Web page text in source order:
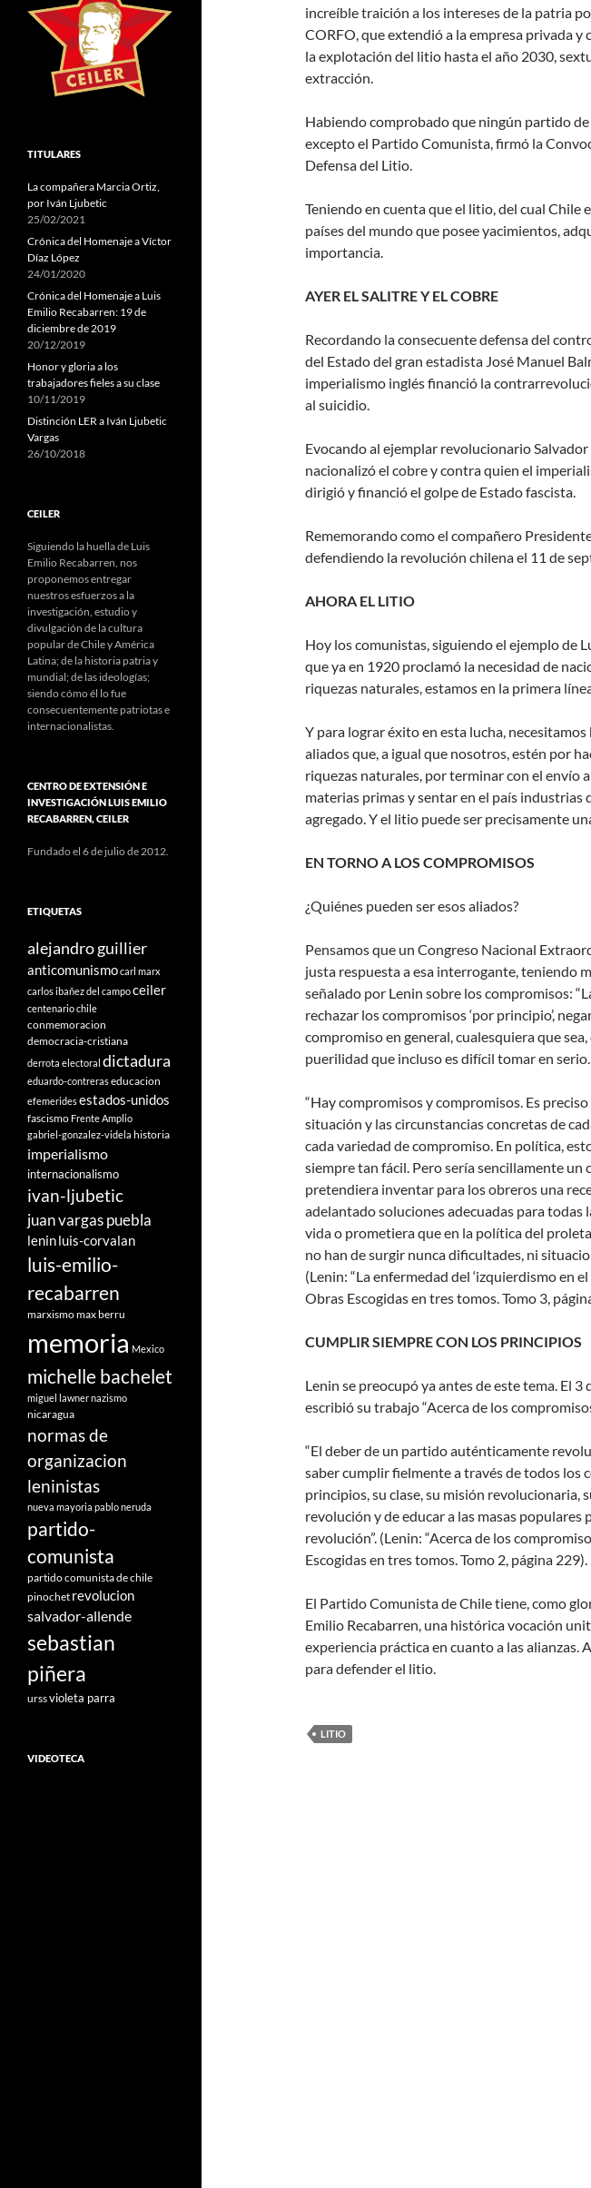
increíble traición a los intereses de la patria
CORFO, que extendió a la empresa privada
la explotación del litio hasta el año 2030,
extracción.
Habiendo comprobado que ningún partido
excepto el Partido Comunista, firmó la
Defensa del Litio.
Teniendo en cuenta que el litio, del cual Chile
países del mundo que posee yacimientos,
importancia.
AYER EL SALITRE Y EL COBRE
Recordando la consecuente defensa del
del Estado del gran estadista José Manuel
imperialismo inglés financió la
al suicidio.
Evocando al ejemplar revolucionario
nacionalizó el cobre y contra quien el
dirigió y financió el golpe de Estado fascista.
Rememorando como el compañero
defendiendo la revolución chilena el 11 de
AHORA EL LITIO
Hoy los comunistas, siguiendo el ejemplo de
que ya en 1920 proclamó la necesidad de
riquezas naturales, estamos en la primera
Y para lograr éxito en esta lucha,
aliados que, a igual que nosotros, estén por
riquezas naturales, por terminar con el envío
materias primas y sentar en el país industrias
agregado. Y el litio puede ser precisamente
EN TORNO A LOS COMPROMISOS
¿Quiénes pueden ser esos aliados?
Pensamos que un Congreso Nacional
justa respuesta a esa interrogante, teniendo
señalado por Lenin sobre los compromisos:
rechazar los compromisos ‘por principio’,
compromiso en general, cualesquiera que
puerilidad que incluso es difícil tomar en serio.
“Hay compromisos y compromisos. Es
situación y las circunstancias concretas de
cada variedad de compromiso. En política,
siempre tan fácil. Pero sería sencillamente un
pretendiera inventar para los obreros una
adelantado soluciones adecuadas para todas
vida o prometiera que en la política del
no han de surgir nunca dificultades, ni
(Lenin: “La enfermedad del ‘izquierdismo en
Obras Escogidas en tres tomos. Tomo 3,
CUMPLIR SIEMPRE CON LOS PRINCIPIOS
Lenin se preocupó ya antes de este tema. El
escribió su trabajo “Acerca de los
“El deber de un partido auténticamente
saber cumplir fielmente a través de todos los
principios, su clase, su misión revolucionaria,
revolución y de educar a las masas populares
revolución”. (Lenin: “Acerca de los
Escogidas en tres tomos. Tomo 2, página 229).
El Partido Comunista de Chile tiene, como
Emilio Recabarren, una histórica vocación
experiencia práctica en cuanto a las alianzas.
para defender el litio.
LITIO
TITULARES
La compañera Marcia Ortiz,
por Iván Ljubetic
25/02/2021
Crónica del Homenaje a Víctor
Díaz López
24/01/2020
Crónica del Homenaje a Luis
Emilio Recabarren: 19 de
diciembre de 2019
20/12/2019
Honor y gloria a los
trabajadores fieles a su clase
10/11/2019
Distinción LER a Iván Ljubetic
Vargas
26/10/2018
CEILER
Siguiendo la huella de Luis
Emilio Recabarren, nos
proponemos entregar
nuestros esfuerzos a la
investigación, estudio y
divulgación de la cultura
popular de Chile y América
Latina; de la historia patria y
mundial; de las ideologías;
siendo cómo él lo fue
consecuentemente patriotas e
internacionalistas.
CENTRO DE EXTENSIÓN E
INVESTIGACIÓN LUIS EMILIO
RECABARREN, CEILER
Fundado el 6 de julio de 2012.
ETIQUETAS
alejandro guillier
anticomunismocarl marx
carlos ibañez del campoceiler
centenariochile
conmemoracion
democracia-cristiana
derrota electoral dictadura
eduardo-contreraseducacion
efemeridesestados-unidos
fascismo Frente Amplio
gabriel-gonzalez-videla historia
imperialismo
internacionalismo
ivan-ljubetic
juan vargas puebla
leninluis-corvalan
luis-emilio-
recabarren
marxismomax berru
memoria Mexico
michelle bachelet
miguel lawnernazismo
nicaragua
normas de
organizacion
leninistas
nueva mayoria pablo neruda
partido-
comunista
partido comunista de chile
pinochet revolucion
salvador-allende
sebastian
piñera
urssvioleta parra
VIDEOTECA